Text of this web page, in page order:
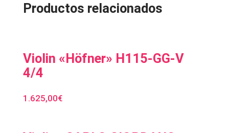
Productos relacionados
Violin «Höfner» H115-GG-V
4/4
1.625,00€